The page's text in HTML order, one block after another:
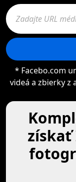
* Facebo.com
videá a zbierky z
získať